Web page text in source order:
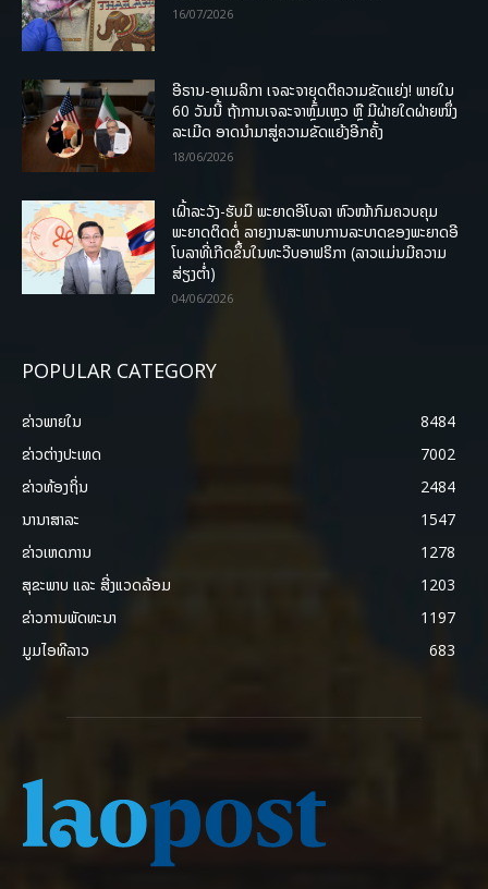
16/07/2026
ອີຣານ-ອາເມລິກາ ເຈລະຈາຍຸດຕິຄວາມຂັດແຍ່ງ! ພາຍໃນ
60 ວັນນີ້ ຖ້າການເຈລະຈາຫຼົ້ມເຫຼວ ຫຼື ມີຝ່າຍໃດຝ່າຍໜຶ່ງ
ລະເມີດ ອາດນໍາມາສູ່ຄວາມຂັດແຍ້ງອີກຄັ້ງ
18/06/2026
ເຝົ້າລະວັງ-ຮັບມື ພະຍາດອີໂບລາ ຫົວໜ້າກົມຄວບຄຸມ
ພະຍາດຕິດຕໍ່ ລາຍງານສະພາບການລະບາດຂອງພະຍາດອີ
ໂບລາທີ່ເກີດຂຶ້ນໃນທະວີບອາຟຣິກາ (ລາວແມ່ນມີຄວາມ
ສ່ຽງຕໍ່າ)
04/06/2026
POPULAR CATEGORY
ຂ່າວພາຍ​ໃນ
8484
ຂ່າວຕ່າງປະເທດ
7002
ຂ່າວທ້ອງຖິ່ນ
2484
ນານາສາລະ
1547
ຂ່າວເຫດການ
1278
ສຸຂະພາບ ແລະ ສີ່ງແວດລ້ອມ
1203
ຂ່າວການພັດທະນາ
1197
ມູມໄອທີລາວ
683